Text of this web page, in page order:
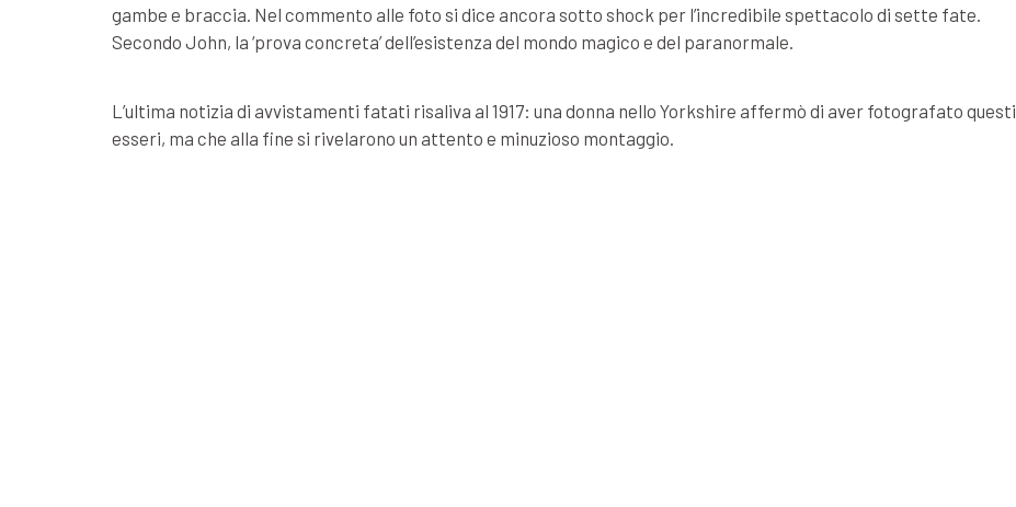
gambe e braccia. Nel commento alle foto si dice ancora sotto shock per l’incredibile spettacolo di sette fate.
Secondo John, la ‘prova concreta’ dell’esistenza del mondo magico e del paranormale.
L’ultima notizia di avvistamenti fatati risaliva al 1917: una donna nello Yorkshire affermò di aver fotografato questi
esseri, ma che alla fine si rivelarono un attento e minuzioso montaggio.